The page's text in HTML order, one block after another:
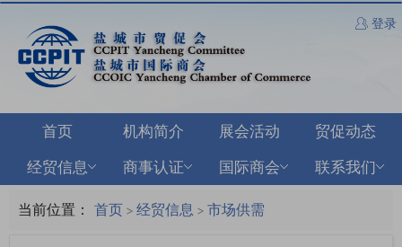
登录
首页 机构简介 展会活动
贸促动态
经贸信息
商事认证 国际商会 联系我们
当前位置： 首页 > 经贸信息 > 市场供需